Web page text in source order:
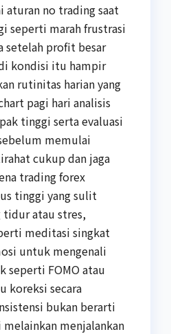
aturan no trading saat
seperti marah frustrasi
setelah profit besar
kondisi itu hampir
rutinitas harian yang
pagi hari analisis
tinggi serta evaluasi
memulai
cukup dan jaga
trading forex
tinggi yang sulit
atau stres,
meditasi singkat
untuk mengenali
seperti FOMO atau
koreksi secara
bukan berarti
menjalankan